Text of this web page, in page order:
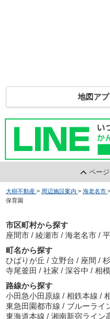
地図アプ
ペー
大樹不動産 > 周辺施設案内 > 海老名市
保育園
市区町村から探す
座間市 / 綾瀬市 / 海老名市 /
町名から探す
ひばりが丘 / 立野台 / 座間 /
寺尾釜田 / 社家 / 深谷中 / 相
路線から探す
小田急小田原線 / 相鉄本線 /
東急田園都市線 / ブルーライ
東海道本線 / 湘南新宿ライン